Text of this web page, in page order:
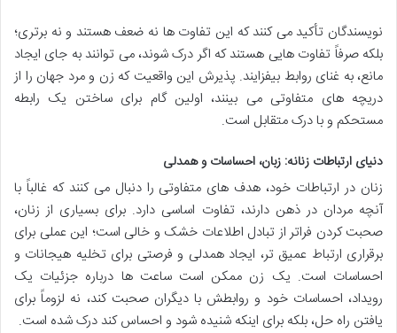
نویسندگان تأکید می کنند که این تفاوت ها نه ضعف هستند و نه برتری؛
بلکه صرفاً تفاوت هایی هستند که اگر درک شوند، می توانند به جای ایجاد
مانع، به غنای روابط بیفزایند. پذیرش این واقعیت که زن و مرد جهان را از
دریچه های متفاوتی می بینند، اولین گام برای ساختن یک رابطه
مستحکم و با درک متقابل است.
دنیای ارتباطات زنانه: زبان، احساسات و همدلی
زنان در ارتباطات خود، هدف های متفاوتی را دنبال می کنند که غالباً با
آنچه مردان در ذهن دارند، تفاوت اساسی دارد. برای بسیاری از زنان،
صحبت کردن فراتر از تبادل اطلاعات خشک و خالی است؛ این عملی برای
برقراری ارتباط عمیق تر، ایجاد همدلی و فرصتی برای تخلیه هیجانات و
احساسات است. یک زن ممکن است ساعت ها درباره جزئیات یک
رویداد، احساسات خود و روابطش با دیگران صحبت کند، نه لزوماً برای
یافتن راه حل، بلکه برای اینکه شنیده شود و احساس کند درک شده است.